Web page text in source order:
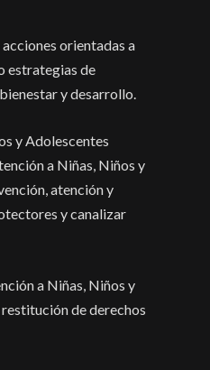
orientadas a
estrategias de
y desarrollo.
y Adolescentes
a Niñas, Niños y
atención y
y canalizar
a Niñas, Niños y
de derechos